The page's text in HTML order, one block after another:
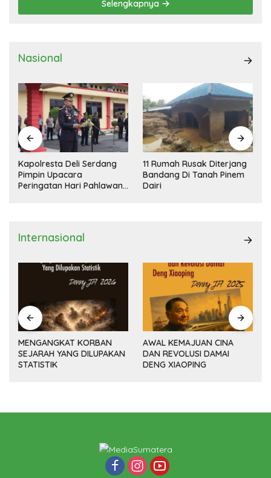
Selengkapnya
Nasional
Kapolresta Deli Serdang
Pimpin Upacara
Peringatan Hari Pahlawan
11 Rumah Rusak Diterjang
Bandang Di Tanah Pinem
Dairi
Internasional
MENGANGKAT KORBAN
SEJARAH YANG DILUPAKAN
STATISTIK
AWAL KEMAJUAN CINA
DAN REVOLUSI DAMAI
DENG XIAOPING